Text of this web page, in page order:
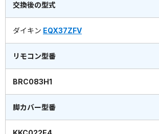
交換後の型式
ダイキン EQX37ZFV
リモコン型番
BRC083H1
脚カバー型番